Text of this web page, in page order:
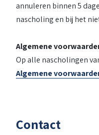
annuleren binnen 5
nascholing en bij het
Algemene
Op alle nascholingen
Algemene
Contact